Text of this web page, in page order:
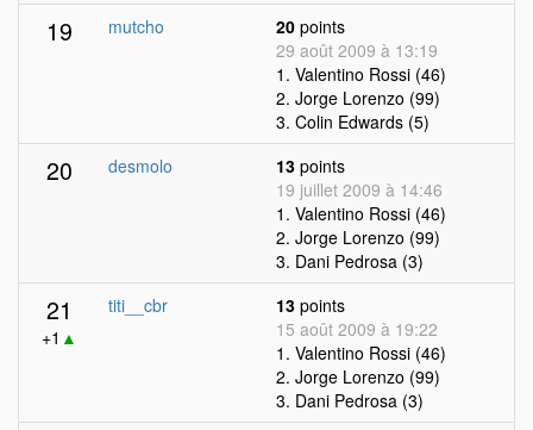
19 mutcho 20 points
29 août 2009 à 13:19
1. Valentino Rossi (46)
2. Jorge Lorenzo (99)
3. Colin Edwards (5)
20 desmolo 13 points
19 juillet 2009 à 14:46
1. Valentino Rossi (46)
2. Jorge Lorenzo (99)
3. Dani Pedrosa (3)
21
+1 ▲
titi__cbr 13 points
15 août 2009 à 19:22
1. Valentino Rossi (46)
2. Jorge Lorenzo (99)
3. Dani Pedrosa (3)